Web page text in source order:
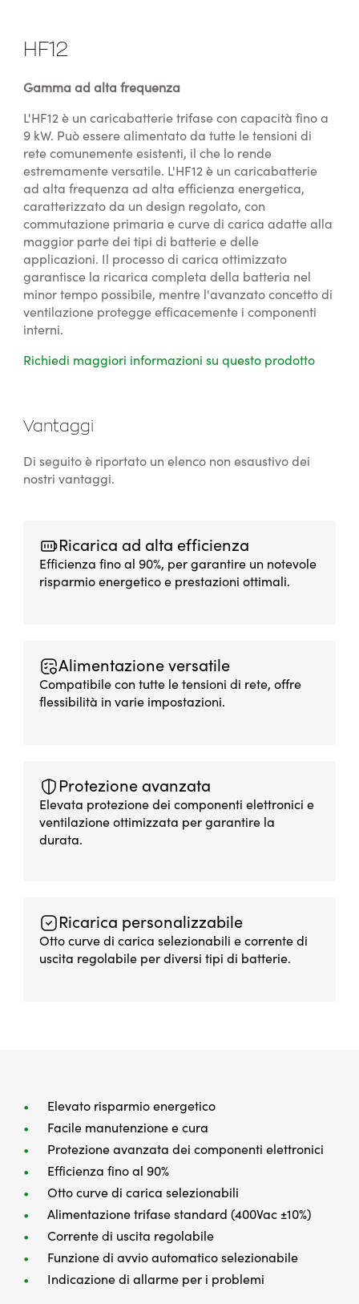
HF12
Gamma ad alta frequenza
L'HF12 è un caricabatterie trifase con capacità fino a
9 kW. Può essere alimentato da tutte le tensioni di
rete comunemente esistenti, il che lo rende
estremamente versatile. L'HF12 è un caricabatterie
ad alta frequenza ad alta efficienza energetica,
caratterizzato da un design regolato, con
commutazione primaria e curve di carica adatte alla
maggior parte dei tipi di batterie e delle
applicazioni. Il processo di carica ottimizzato
garantisce la ricarica completa della batteria nel
minor tempo possibile, mentre l'avanzato concetto di
ventilazione protegge efficacemente i componenti
interni.
Richiedi maggiori informazioni su questo prodotto
Vantaggi
Di seguito è riportato un elenco non esaustivo dei
nostri vantaggi.
Ricarica ad alta efficienza
Efficienza fino al 90%, per garantire un notevole
risparmio energetico e prestazioni ottimali.
Alimentazione versatile
Compatibile con tutte le tensioni di rete, offre
flessibilità in varie impostazioni.
Protezione avanzata
Elevata protezione dei componenti elettronici e
ventilazione ottimizzata per garantire la
durata.
Ricarica personalizzabile
Otto curve di carica selezionabili e corrente di
uscita regolabile per diversi tipi di batterie.
Elevato risparmio energetico
Facile manutenzione e cura
Protezione avanzata dei componenti elettronici
Efficienza fino al 90%
Otto curve di carica selezionabili
Alimentazione trifase standard (400Vac ±10%)
Corrente di uscita regolabile
Funzione di avvio automatico selezionabile
Indicazione di allarme per i problemi